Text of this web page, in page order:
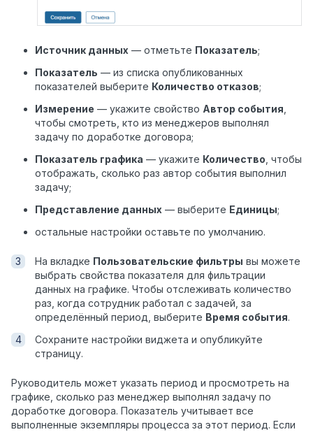
Источник данных — отметьте Показатель;
Показатель — из списка опубликованных
показателей выберите Количество отказов;
Измерение — укажите свойство Автор события
чтобы смотреть, кто из менеджеров выполнял
задачу по доработке договора;
Показатель графика — укажите Количество , чтобы
отображать, сколько раз автор события выполнил
задачу;
Представление данных — выберите Единицы;
остальные настройки оставьте по умолчанию.
На вкладке Пользовательские фильтры вы можете
выбрать свойства показателя для фильтрации
данных на графике. Чтобы отслеживать количество
раз, когда сотрудник работал с задачей, за
определённый период, выберите Время события.
Сохраните настройки виджета и опубликуйте
страницу.
Руководитель может указать период и просмотреть на
графике, сколько раз менеджер выполнял задачу по
доработке договора. Показатель учитывает все
выполненные экземпляры процесса за этот период. Если